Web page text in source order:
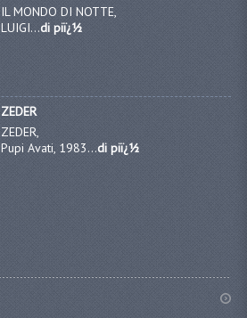
IL MONDO DI NOTTE,
LUIGI...di piï¿½
ZEDER
ZEDER,
Pupi Avati, 1983...di piï¿½